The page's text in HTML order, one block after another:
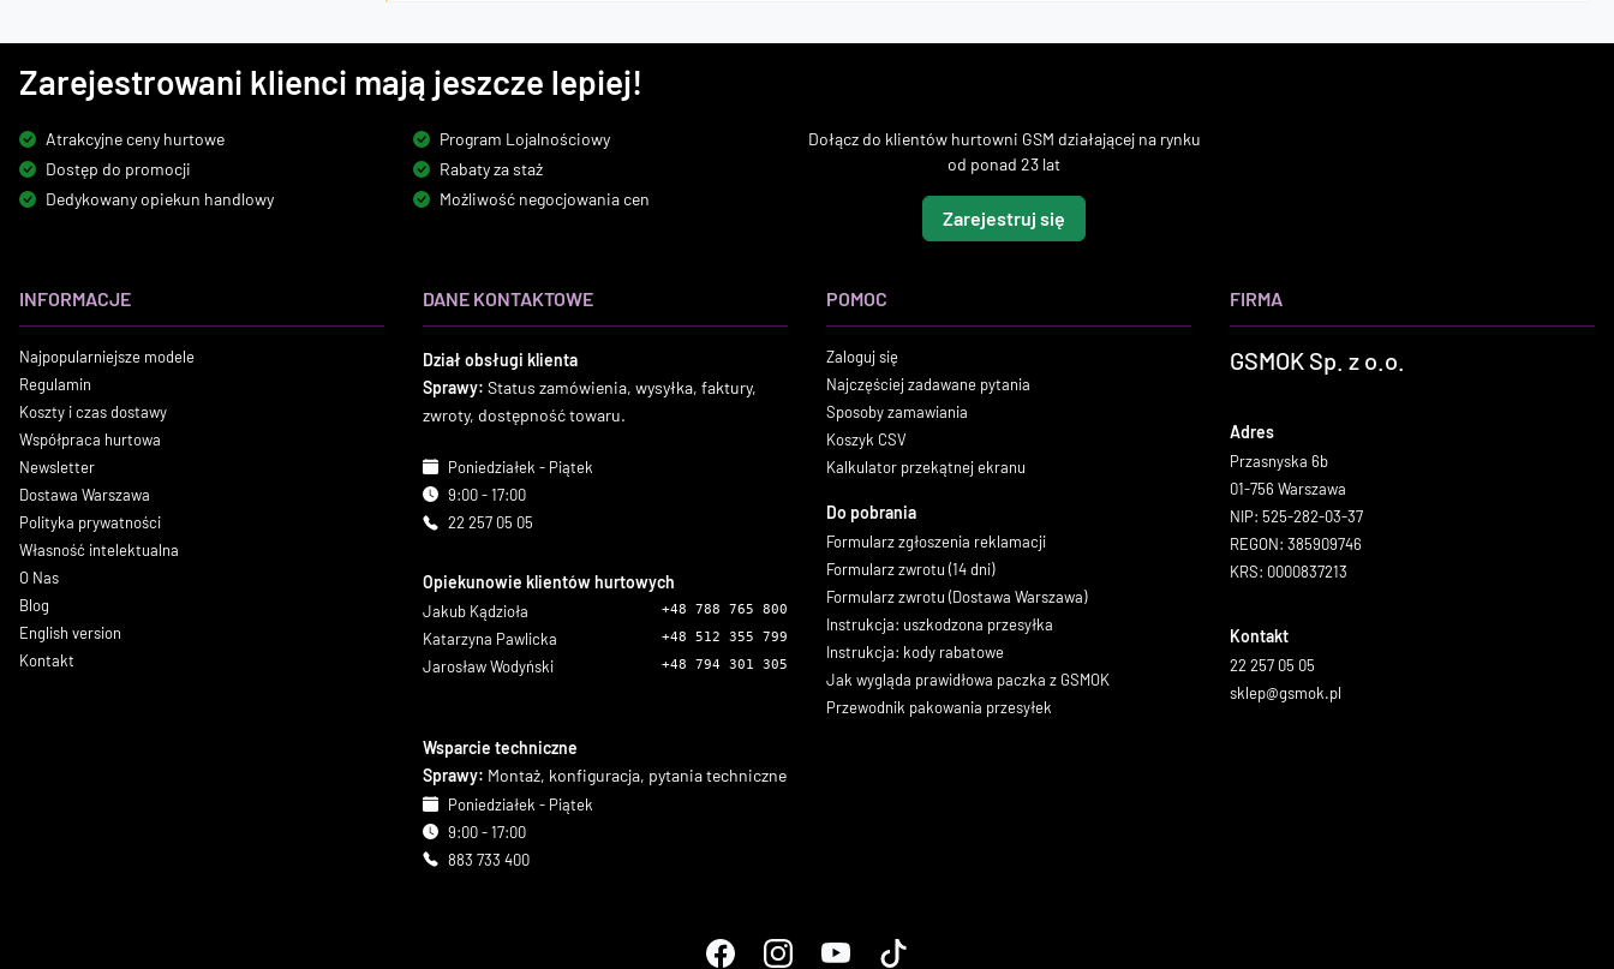
Zarejestrowani klienci mają jeszcze lepiej!
Atrakcyjne ceny hurtowe
Dostęp do promocji
Dedykowany opiekun handlowy
Program Lojalnościowy
Rabaty za staż
Możliwość negocjowania cen
Dołącz do klientów hurtowni GSM działającej na rynku
od ponad 23 lat
Zarejestruj się
INFORMACJE
Najpopularniejsze modele
Regulamin
Koszty i czas dostawy
Współpraca hurtowa
Newsletter
Dostawa Warszawa
Polityka prywatności
Własność intelektualna
O Nas
Blog
English version
Kontakt
DANE KONTAKTOWE
Dział obsługi klienta
Sprawy: Status zamówienia, wysyłka, faktury,
zwroty, dostępność towaru.
Poniedziałek - Piątek
9:00 - 17:00
22 257 05 05
Opiekunowie klientów hurtowych
Jakub Kądzioła +48 788 765 800
Katarzyna Pawlicka +48 512 355 799
Jarosław Wodyński +48 794 301 305
Wsparcie techniczne
Sprawy: Montaż, konfiguracja, pytania techniczne
Poniedziałek - Piątek
9:00 - 17:00
883 733 400
POMOC
Zaloguj się
Najczęściej zadawane pytania
Sposoby zamawiania
Koszyk CSV
Kalkulator przekątnej ekranu
Do pobrania
Formularz zgłoszenia reklamacji
Formularz zwrotu (14 dni)
Formularz zwrotu (Dostawa Warszawa)
Instrukcja: uszkodzona przesyłka
Instrukcja: kody rabatowe
Jak wygląda prawidłowa paczka z GSMOK
Przewodnik pakowania przesyłek
FIRMA
GSMOK Sp. z o.o.
Adres
Przasnyska 6b
01-756 Warszawa
NIP: 525-282-03-37
REGON: 385909746
KRS: 0000837213
Kontakt
22 257 05 05
sklep@gsmok.pl